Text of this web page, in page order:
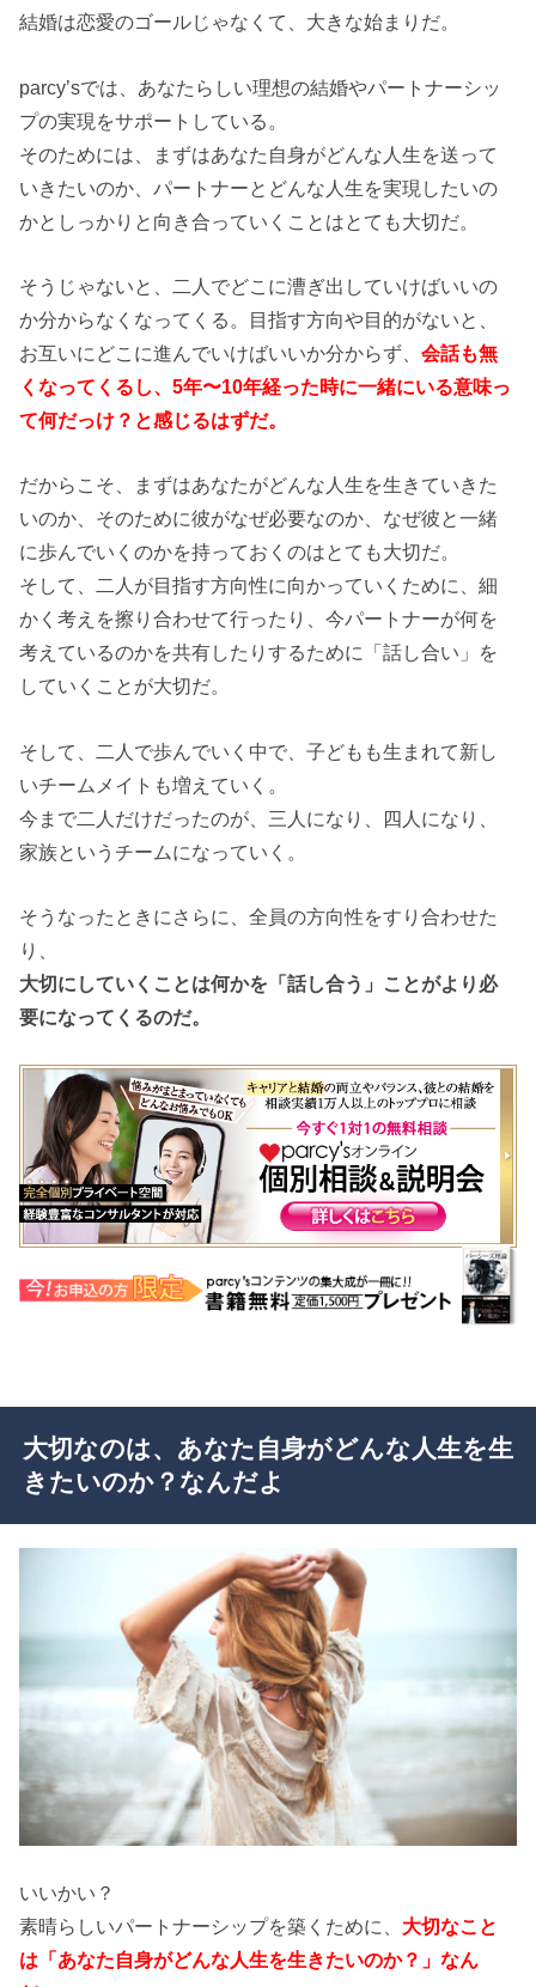
結婚は恋愛のゴールじゃなくて、大きな始まりだ。
parcy’sでは、あなたらしい理想の結婚やパートナーシッ
プの実現をサポートしている。
そのためには、まずはあなた自身がどんな人生を送って
いきたいのか、パートナーとどんな人生を実現したいの
かとしっかりと向き合っていくことはとても大切だ。
そうじゃないと、二人でどこに漕ぎ出していけばいいの
か分からなくなってくる。目指す方向や目的がないと、
お互いにどこに進んでいけばいいか分からず、会話も無
くなってくるし、5年〜10年経った時に一緒にいる意味っ
て何だっけ？と感じるはずだ。
だからこそ、まずはあなたがどんな人生を生きていきた
いのか、そのために彼がなぜ必要なのか、なぜ彼と一緒
に歩んでいくのかを持っておくのはとても大切だ。
そして、二人が目指す方向性に向かっていくために、細
かく考えを擦り合わせて行ったり、今パートナーが何を
考えているのかを共有したりするために「話し合い」を
していくことが大切だ。
そして、二人で歩んでいく中で、子どもも生まれて新し
いチームメイトも増えていく。
今まで二人だけだったのが、三人になり、四人になり、
家族というチームになっていく。
そうなったときにさらに、全員の方向性をすり合わせた
り、
大切にしていくことは何かを「話し合う」ことがより必
要になってくるのだ。
大切なのは、あなた自身がどんな人生を生
きたいのか？なんだよ
いいかい？
素晴らしいパートナーシップを築くために、 大切なこと
は「あなた自身がどんな人生を生きたいのか？」なん